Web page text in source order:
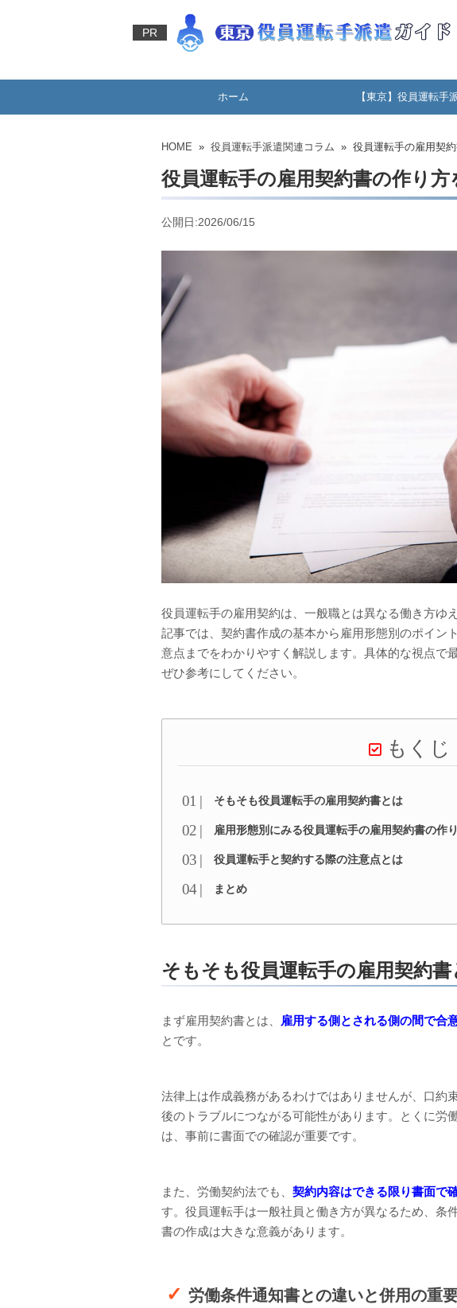
PR
ホーム 【東京】役員運転手
HOME » 役員運転手派遣関連コラム » 役員運転手の雇用契
役員運転手の雇用契約書の作り
公開日:2026/06/15
役員運転手の雇用契約は、一般職とは異なる働き方ゆ
記事では、契約書作成の基本から雇用形態別のポイン
意点までをわかりやすく解説します。具体的な視点で
ぜひ参考にしてください。
もくじ
そもそも役員運転手の雇用契約書とは
雇用形態別にみる役員運転手の雇用契約書の作
役員運転手と契約する際の注意点とは
まとめ
そもそも役員運転手の雇用契約書
まず雇用契約書とは、 雇用する側とされる側の間で合
とです。
法律上は作成義務があるわけではありませんが、口約
後のトラブルにつながる可能性があります。とくに労
は、事前に書面での確認が重要です。
また、労働契約法でも、 契約内容はできる限り書面で
す。役員運転手は一般社員と働き方が異なるため、条
書の作成は大きな意義があります。
労働条件通知書との違いと併用の重